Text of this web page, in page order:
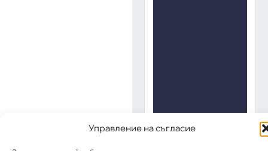
Управление на съгласие